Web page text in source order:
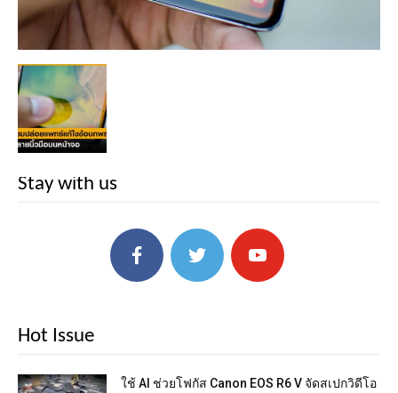
Stay with us
Hot Issue
ใช้ AI ช่วยโฟกัส Canon EOS R6 V จัดสเปกวิดีโอ